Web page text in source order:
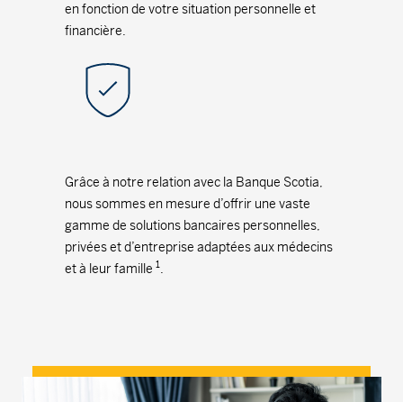
en fonction de votre situation personnelle et
financière.
Grâce à notre relation avec la Banque Scotia,
nous sommes en mesure d’offrir une vaste
gamme de solutions bancaires personnelles,
privées et d’entreprise adaptées aux médecins
et à leur famille 1.